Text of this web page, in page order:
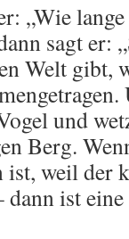
„Wie
sagt er:
Welt gibt,
und
Berg.
ist, weil der
dann ist